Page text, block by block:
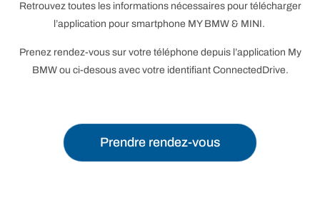
Retrouvez toutes les informations nécessaires pour télécharger
l’application pour smartphone MY BMW & MINI.
Prenez rendez-vous sur votre téléphone depuis l’application My
BMW ou ci-desous avec votre identifiant ConnectedDrive.
Prendre rendez-vous